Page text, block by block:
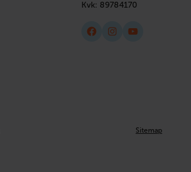
Kvk: 89784170
Facebook Instagram YouTube
Sitemap